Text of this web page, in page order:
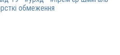
обмеження